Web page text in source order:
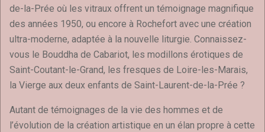
de-la-Prée où les vitraux offrent un témoignage magnifique
des années 1950, ou encore à Rochefort avec une création
ultra-moderne, adaptée à la nouvelle liturgie. Connaissez-
vous le Bouddha de Cabariot, les modillons érotiques de
Saint-Coutant-le-Grand, les fresques de Loire-les-Marais,
la Vierge aux deux enfants de Saint-Laurent-de-la-Prée ?
Autant de témoignages de la vie des hommes et de
l’évolution de la création artistique en un élan propre à cette